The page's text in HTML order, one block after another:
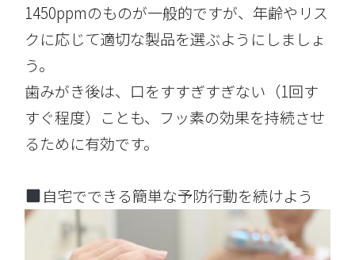
1450ppmのものが一般的ですが、年齢やリス
クに応じて適切な製品を選ぶようにしましょ
う。
歯みがき後は、口をすすぎすぎない（1回す
すぐ程度）ことも、フッ素の効果を持続させ
るために有効です。
自宅でできる簡単な予防行動を続けよう